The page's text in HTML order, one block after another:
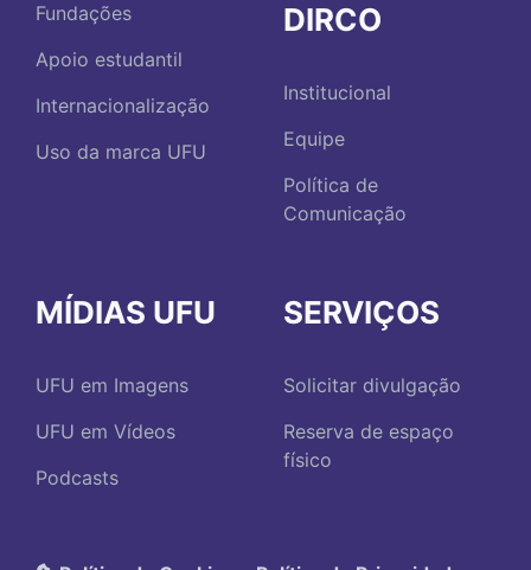
Fundações
Apoio estudantil
Internacionalização
Uso da marca UFU
DIRCO
Institucional
Equipe
Política de
Comunicação
MÍDIAS UFU
UFU em Imagens
UFU em Vídeos
Podcasts
SERVIÇOS
Solicitar divulgação
Reserva de espaço
físico